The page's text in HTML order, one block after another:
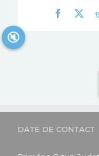
Facebook
DATE DE CONTACT
🔇